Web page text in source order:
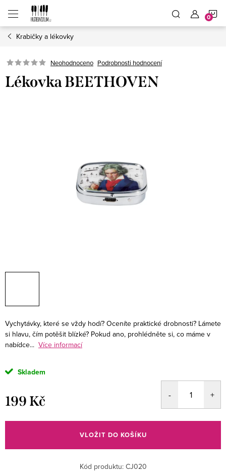
obsah
Krabičky a lékovky
Neohodnoceno Podrobnosti hodnocení
Lékovka BEETHOVEN
Vychytávky, které se vždy hodí? Oceníte praktické drobnosti? Lámete
si hlavu, čím potěšit blízké? Pokud ano, prohlédněte si, co máme v
nabídce... Více informací
Skladem
199 Kč
cena:
VLOŽIT DO KOŠÍKU
Kód produktu: CJ020